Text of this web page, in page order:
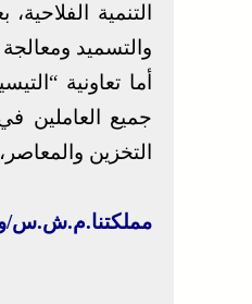
التنمية
والتسميد
أما تعاونية
جميع العاملين
التخزين
مملكتنا.م.ش.س/